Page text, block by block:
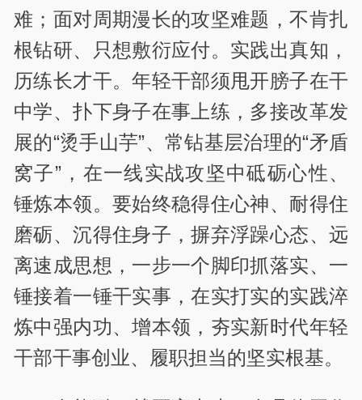
难；面对周期漫长的攻坚难题，不肯扎
根钻研、只想敷衍应付。实践出真知，
历练长才干。年轻干部须甩开膀子在干
中学、扑下身子在事上练，多接改革发
展的“烫手山芋”、常钻基层治理的“矛盾
窝子”，在一线实战攻坚中砥砺心性、
锤炼本领。要始终稳得住心神、耐得住
磨砺、沉得住身子，摒弃浮躁心态、远
离速成思想，一步一个脚印抓落实、一
锤接着一锤干实事，在实打实的实践淬
炼中强内功、增本领，夯实新时代年轻
干部干事创业、履职担当的坚实根基。